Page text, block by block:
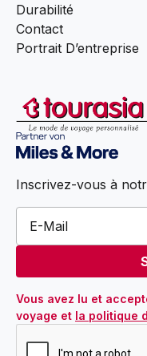
Durabilité
Contact
Portrait D’entreprise
Inscrivez-vous à
Vous avez lu et
voyage et la politique